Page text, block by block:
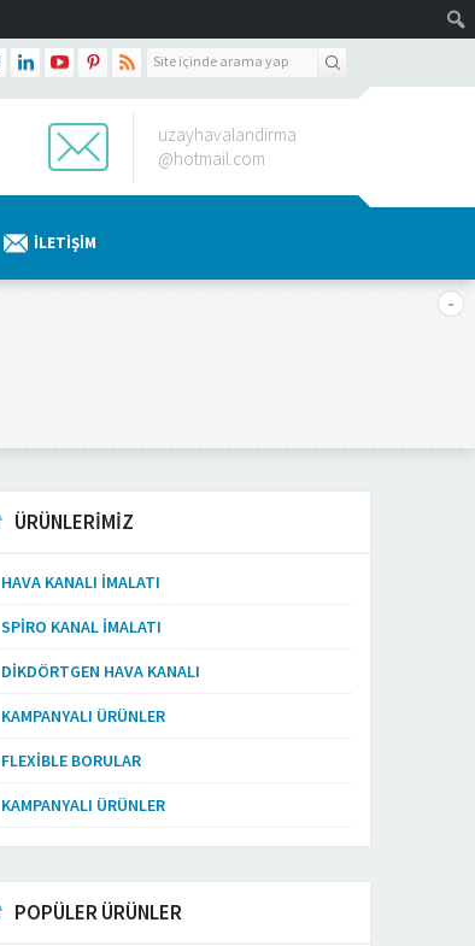
uzayhavalandirma
@hotmail.com
İLETIŞIM
ÜRÜNLERİMİZ
HAVA KANALI İMALATI
SPIRO KANAL İMALATI
DIKDÖRTGEN HAVA KANALI
KAMPANYALI ÜRÜNLER
FLEXIBLE BORULAR
KAMPANYALI ÜRÜNLER
POPÜLER ÜRÜNLER